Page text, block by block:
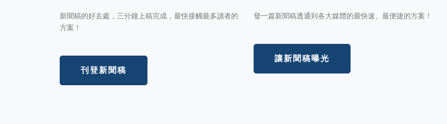
新聞稿的好去處，三分鐘上稿完成，最快接觸最多讀者的
方案！
刊登新聞稿
發一篇新聞稿透通到各大媒體的最快速、最便捷的方案！
讓新聞稿曝光